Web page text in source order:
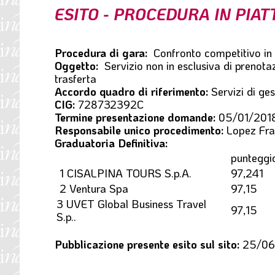
e
ESITO - PROCEDURA IN
Procedura di gara: Confronto competitivo
Oggetto: Servizio non in esclusiva di
trasferta
Accordo quadro di riferimento: Servizi di
CIG: 728732392C
Termine presentazione domande: 05/01/
Responsabile unico procedimento: Lopez
Graduatoria Definitiva:
1 CISALPINA TOURS S.p.A.
97,241
2 Ventura Spa
97,15
3 UVET Global Business Travel
S.p..
97,15
Pubblicazione presente esito sul sito: 25/